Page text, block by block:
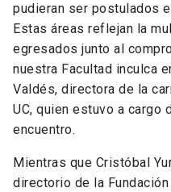
pudieran ser postulados
Estas áreas reflejan la
egresados junto al
nuestra Facultad inculca
Valdés, directora de la
UC, quien estuvo a cargo
encuentro.
Mientras que Cristóbal
directorio de la